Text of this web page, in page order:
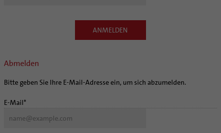
ANMELDEN
Abmelden
Bitte geben Sie Ihre E-Mail-Adresse ein, um sich abzumelden.
E-Mail*